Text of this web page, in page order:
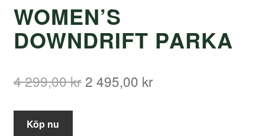
WOMEN’S
DOWNDRIFT PARKA
4 299,00kr Det
2 495,00 krDet
Köp nu